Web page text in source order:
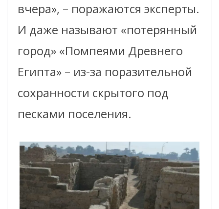
вчера», – поражаются эксперты.
И даже называют «потерянный
город» «Помпеями Древнего
Египта» – из-за поразительной
сохранности скрытого под
песками поселения.